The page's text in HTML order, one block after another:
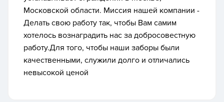
Московской области. Миссия нашей компании -
Делать свою работу так, чтобы Вам самим
хотелось вознаградить нас за добросовестную
работу.Для того, чтобы наши заборы были
качественными, служили долго и отличались
невысокой ценой